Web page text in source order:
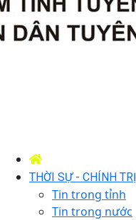
THỜI SỰ - CHÍNH TRỊ
Tin trong tỉnh
Tin trong nước